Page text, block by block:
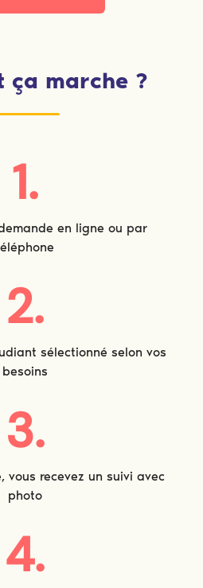
ça marche ?
1.
en ligne ou par
2.
sélectionné selon vos
besoins
3.
vous recevez un suivi avec
photo
4.